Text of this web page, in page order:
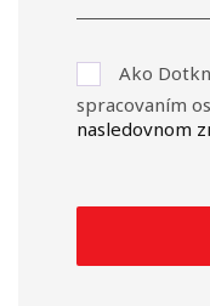
Ako
spracovaním
nasledovnom